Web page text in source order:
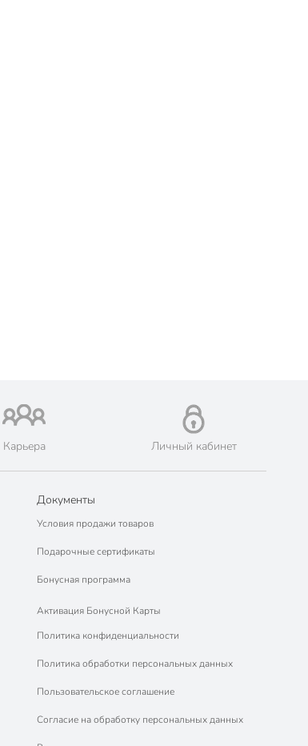
Карьера Личный кабинет
Документы
Условия продажи товаров
Подарочные сертификаты
Бонусная программа
Активация Бонусной Карты
Политика конфиденциальности
Политика обработки персональных данных
Пользовательское соглашение
Согласие на обработку персональных данных